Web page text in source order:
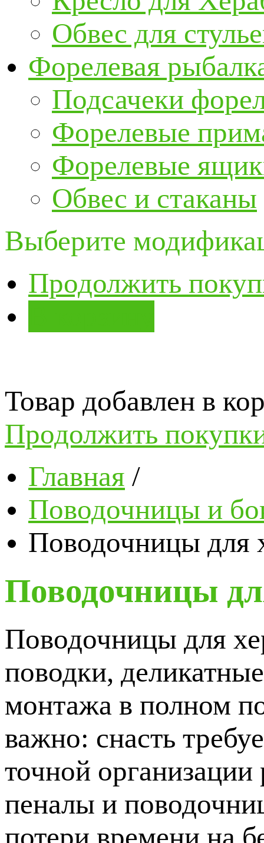
Обвес для
Форелевая
Подсачеки
Форелевые
Форелевые
Обвес и стаканы
Выберите
Продолжить
Товар добавлен в
Продолжить
Главная /
Поводочницы и
Поводочницы для
Поводочницы
Поводочницы для
поводки,
монтажа в полном
важно: снасть
точной
пеналы и